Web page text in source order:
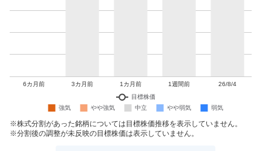
株式分割があった銘柄については目標株価推移を表示していません。
分割後の調整が未反映の目標株価は表示していません。